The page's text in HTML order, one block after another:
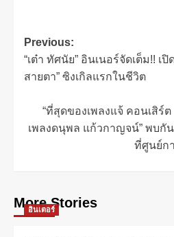
Previous:
“เต๋า ทัศนัย” อินเนอร์จัดเต็ม!! เ
สายตา” ซิงเกิลแรกในชีวิต
“ที่สุดของเพลงแจ้ คอนเสิ
เพลงดนุพล แก้วกาญจน์” พบกั
ที่ศูนย์ก
More Stories
อินเตอร์